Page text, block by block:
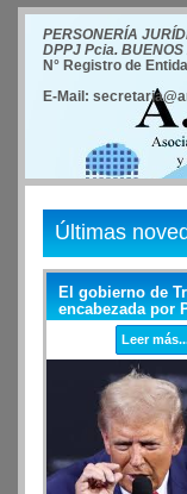
PERSONERÍA
DPPJ Pcia. BUENOS
N° Registro de
E-Mail:
Últimas
El gobierno de
encabezada por
Leer